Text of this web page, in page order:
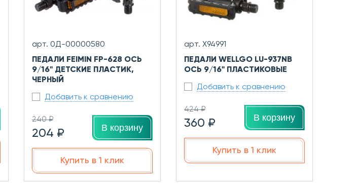
арт. 0Д-00000580
ПЕДАЛИ FEIMIN FP-628 ОСЬ
9/16" ДЕТСКИЕ ПЛАСТИК,
ЧЕРНЫЙ
Добавить к сравнению
240 ₽
204 ₽ В корзину
Купить в 1 клик
арт. X94991
ПЕДАЛИ WELLGO LU-937NB
ОСЬ 9/16" ПЛАСТИКОВЫЕ
Добавить к сравнению
424 ₽
360 ₽ В корзину
Купить в 1 клик